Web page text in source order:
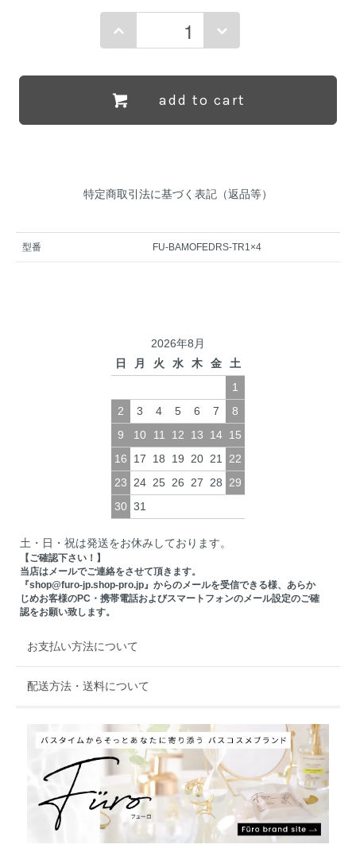
add to cart
特定商取引法に基づく表記（返品等）
型番 FU-BAMOFEDRS-TR1×4
2026年8月
日
月 火 水 木 金
土
1
2
3 4 5 6 7
8
9
10 11 12 13 14 15
16
17 18 19 20 21
22
23
24 25 26 27 28
29
30 31
土・日・祝は発送をお休みしております。
【ご確認下さい！】
当店はメールでご連絡をさせて頂きます。
『shop@furo-jp.shop-pro.jp』からのメールを受信できる様、あらか
じめお客様のPC・携帯電話およびスマートフォンのメール設定のご確
認をお願い致します。
お支払い方法について
配送方法・送料について